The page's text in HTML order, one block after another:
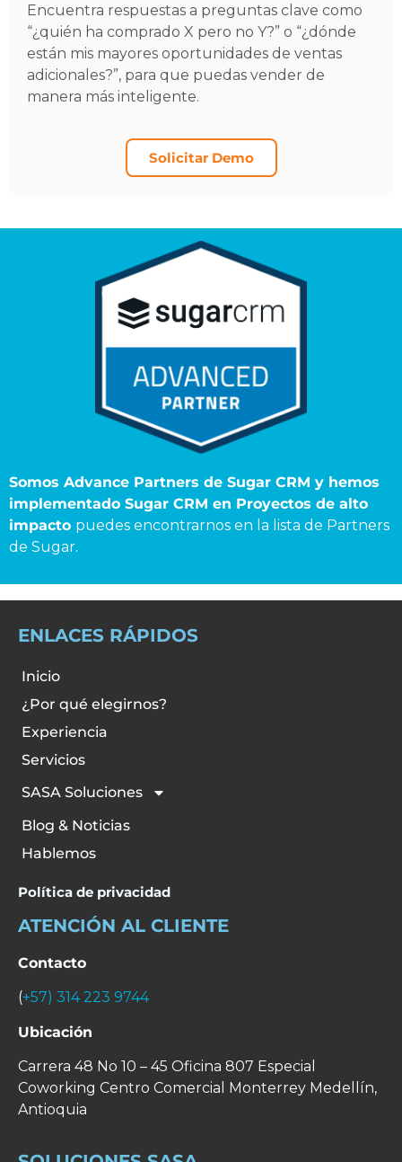
Encuentra respuestas a preguntas clave como
“¿quién ha comprado X pero no Y?” o “¿dónde
están mis mayores oportunidades de ventas
adicionales?”, para que puedas vender de
manera más inteligente.
Solicitar Demo
Somos Advance Partners de Sugar CRM y hemos
implementado Sugar CRM en Proyectos de alto
impacto puedes encontrarnos en la lista de Partners
de Sugar.
ENLACES RÁPIDOS
Inicio
¿Por qué elegirnos?
Experiencia
Servicios
SASA Soluciones
Blog & Noticias
Hablemos
Política de privacidad
ATENCIÓN AL CLIENTE
Contacto
(+57) 314 223 9744
Ubicación
Carrera 48 No 10 – 45 Oficina 807 Especial
Coworking Centro Comercial Monterrey Medellín,
Antioquia